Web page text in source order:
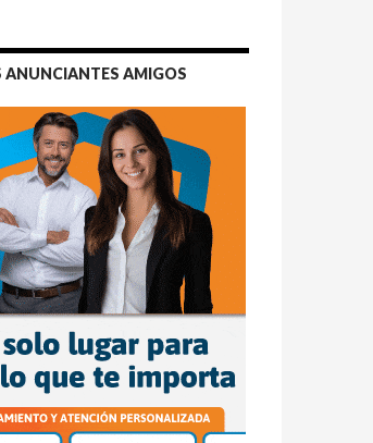
ANUNCIANTES AMIGOS